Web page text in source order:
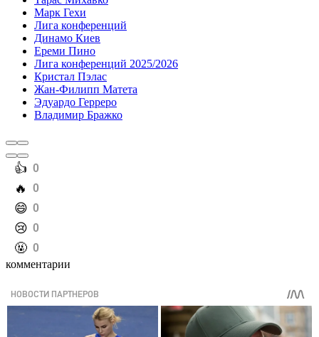
Марк Гехи
Лига конференций
Динамо Киев
Ереми Пино
Лига конференций 2025/2026
Кристал Пэлас
Жан-Филипп Матета
Эдуардо Герреро
Владимир Бражко
️👍 0
️🔥 0
️😄 0
️😢 0
️🤬 0
комментарии